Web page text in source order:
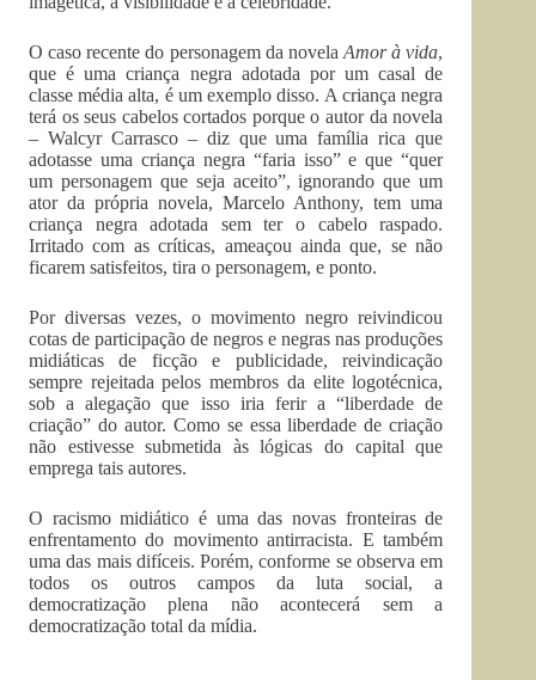
O caso recente do personagem da novela Amor à vida,
que é uma criança negra adotada por um casal de
classe média alta, é um exemplo disso. A criança negra
terá os seus cabelos cortados porque o autor da novela
– Walcyr Carrasco – diz que uma família rica que
adotasse uma criança negra “faria isso” e que “quer
um personagem que seja aceito”, ignorando que um
ator da própria novela, Marcelo Anthony, tem uma
criança negra adotada sem ter o cabelo raspado.
Irritado com as críticas, ameaçou ainda que, se não
ficarem satisfeitos, tira o personagem, e ponto.
Por diversas vezes, o movimento negro reivindicou
cotas de participação de negros e negras nas produções
midiáticas de ficção e publicidade, reivindicação
sempre rejeitada pelos membros da elite logotécnica,
sob a alegação que isso iria ferir a “liberdade de
criação” do autor. Como se essa liberdade de criação
não estivesse submetida às lógicas do capital que
emprega tais autores.
O racismo midiático é uma das novas fronteiras de
enfrentamento do movimento antirracista. E também
uma das mais difíceis. Porém, conforme se observa em
todos os outros campos da luta social, a
democratização plena não acontecerá sem a
democratização total da mídia.